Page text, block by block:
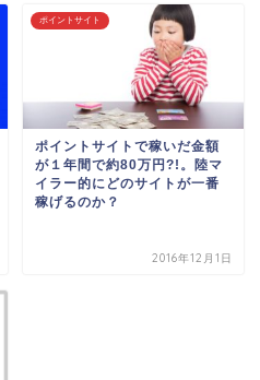
ポイントサイト
ポイントサイトで稼いだ金額
が１年間で約80万円?!。陸マ
イラー的にどのサイトが一番
稼げるのか？
2016年12月1日